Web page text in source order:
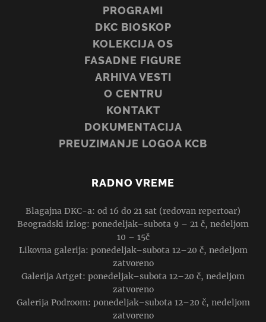
PROGRAMI
DKC BIOSKOP
KOLEKCIJA OS
FASADNE FIGURE
ARHIVA VESTI
O CENTRU
KONTAKT
DOKUMENTACIJA
PREUZIMANJE LOGOA KCB
RADNO VREME
Blagajna DKC-a: od 16 do 21 sat (redovan repertoar)
Beogradski izlog: ponedeljak–subota 9 – 21 č, nedeljom
10 – 15č
Likovna galerija: ponedeljak–subota 12–20 č, nedeljom
zatvoreno
Galerija Artget: ponedeljak–subota 12–20 č, nedeljom
zatvoreno
Galerija Podroom: ponedeljak–subota 12–20 č, nedeljom
zatvoreno